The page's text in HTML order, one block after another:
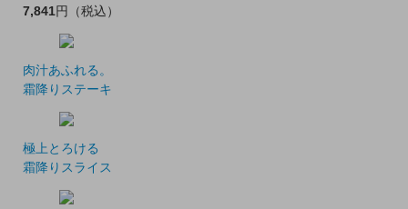
7,841円 （税込）
肉汁あふれる。
霜降りステーキ
極上とろける
霜降りスライス